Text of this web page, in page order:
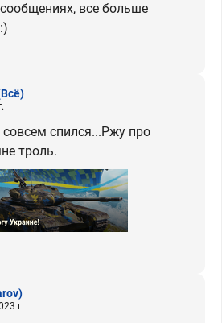
все больше
спился...Ржу про
троль.
г.